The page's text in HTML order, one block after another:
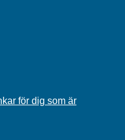
för dig som är